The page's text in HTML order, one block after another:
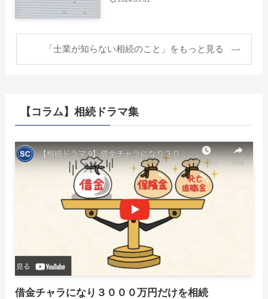
「士業が知らない相続のこと」をもっと見る
【コラム】相続ドラマ集
借金チャラになり３０００万円だけを相続